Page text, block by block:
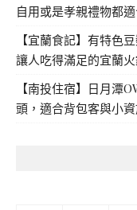
自用或是孝親禮物都
【宜蘭食記】有特色
讓人吃得滿足的宜蘭
【南投住宿】日月潭
頭，適合背包客與小